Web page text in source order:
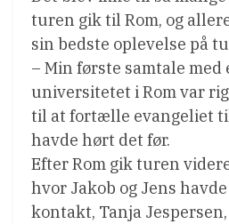
turen gik til Rom, og
sin bedste oplevelse på
– Min første samtale
universitetet i Rom var
til at fortælle evangeliet
havde hørt det før.
Efter Rom gik turen
hvor Jakob og Jens
kontakt, Tanja